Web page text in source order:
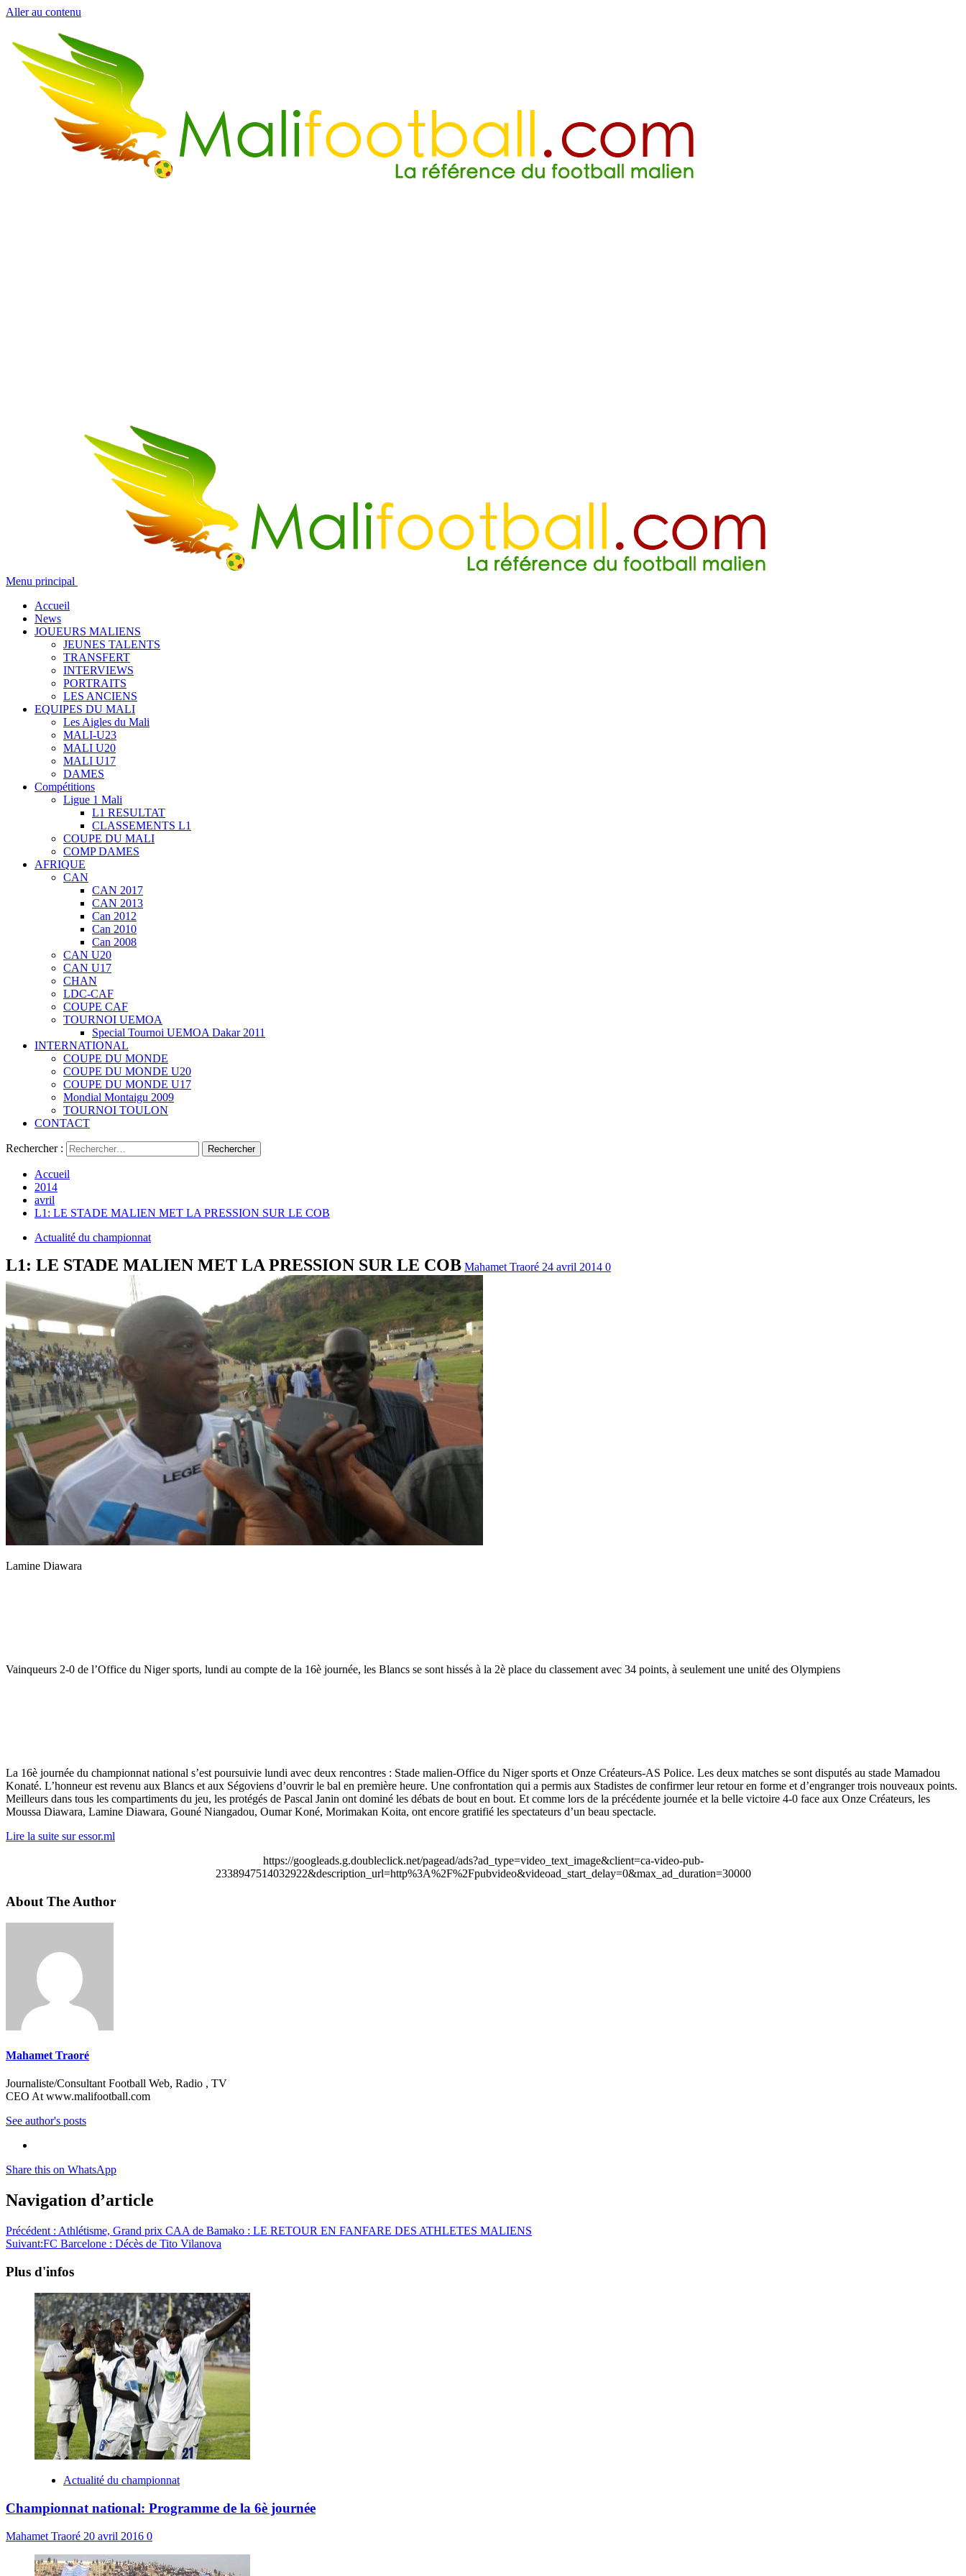
Aller au contenu
Menu principal
Accueil
News
JOUEURS MALIENS
JEUNES TALENTS
TRANSFERT
INTERVIEWS
PORTRAITS
LES ANCIENS
EQUIPES DU MALI
Les Aigles du Mali
MALI-U23
MALI U20
MALI U17
DAMES
Compétitions
Ligue 1 Mali
L1 RESULTAT
CLASSEMENTS L1
COUPE DU MALI
COMP DAMES
AFRIQUE
CAN
CAN 2017
CAN 2013
Can 2012
Can 2010
Can 2008
CAN U20
CAN U17
CHAN
LDC-CAF
COUPE CAF
TOURNOI UEMOA
Special Tournoi UEMOA Dakar 2011
INTERNATIONAL
COUPE DU MONDE
COUPE DU MONDE U20
COUPE DU MONDE U17
Mondial Montaigu 2009
TOURNOI TOULON
CONTACT
Rechercher :
Accueil
2014
avril
L1: LE STADE MALIEN MET LA PRESSION SUR LE COB
Actualité du championnat
L1: LE STADE MALIEN MET LA PRESSION SUR LE COB Mahamet Traoré 24 avril 2014 0
Lamine Diawara
Vainqueurs 2-0 de l’Office du Niger sports, lundi au compte de la 16è journée, les Blancs se sont hissés à la 2è place du classement avec 34 points, à seulement une unité des Olympiens
La 16è journée du championnat national s’est poursuivie lundi avec deux rencontres : Stade malien-Office du Niger sports et Onze Créateurs-AS Police. Les deux matches se sont disputés au stade Mamadou
Konaté. L’honneur est revenu aux Blancs et aux Ségoviens d’ouvrir le bal en première heure. Une confrontation qui a permis aux Stadistes de confirmer leur retour en forme et d’engranger trois nouveaux points.
Meilleurs dans tous les compartiments du jeu, les protégés de Pascal Janin ont dominé les débats de bout en bout. Et comme lors de la précédente journée et la belle victoire 4-0 face aux Onze Créateurs, les
Moussa Diawara, Lamine Diawara, Gouné Niangadou, Oumar Koné, Morimakan Koita, ont encore gratifié les spectateurs d’un beau spectacle.
Lire la suite sur essor.ml
https://googleads.g.doubleclick.net/pagead/ads?ad_type=video_text_image&client=ca-video-pub-
2338947514032922&description_url=http%3A%2F%2Fpubvideo&videoad_start_delay=0&max_ad_duration=30000
About The Author
Mahamet Traoré
Journaliste/Consultant Football Web, Radio , TV
CEO At www.malifootball.com
See author's posts
Share this on WhatsApp
Navigation d’article
Précédent : Athlétisme, Grand prix CAA de Bamako : LE RETOUR EN FANFARE DES ATHLETES MALIENS
Suivant:FC Barcelone : Décès de Tito Vilanova
Plus d'infos
Actualité du championnat
Championnat national: Programme de la 6è journée
Mahamet Traoré 20 avril 2016 0